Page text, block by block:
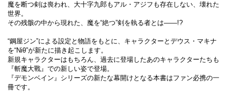
魔を断つ剣は喪われ、大十字九郎もアル・アジフも存在しない、壊れた
世界。
その残骸の中から現れた、魔を“絶つ”剣を執る者とは――!?
“鋼屋ジン”による設定と物語をもとに、キャラクターとデウス・マキナ
を“Niθ”が新たに描き起こします。
新規キャラクターはもちろん、過去に登場したあのキャラクターたちも
『斬魔大戰』での新しい姿で登場。
『デモンベイン』シリーズの新たな幕開けとなる本書はファン必携の一
冊です。